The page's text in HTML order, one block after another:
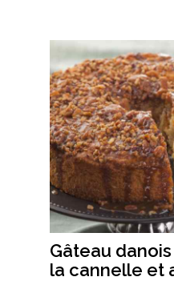
Gâteau
la cannelle et